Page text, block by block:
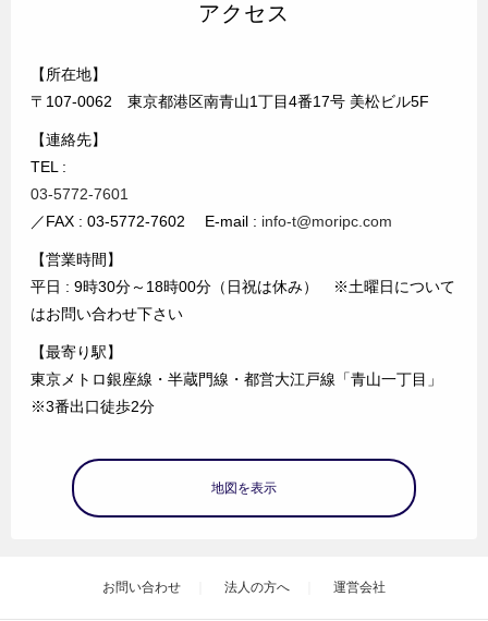
アクセス
【所在地】
〒107-0062 東京都港区南青山1丁目4番17号 美松ビル5F
【連絡先】
TEL :
03-5772-7601
／FAX : 03-5772-7602 E-mail : info-t@moripc.com
【営業時間】
平日 : 9時30分～18時00分（日祝は休み） ※土曜日について
はお問い合わせ下さい
【最寄り駅】
東京メトロ銀座線・半蔵門線・都営大江戸線「青山一丁目」
※3番出口徒歩2分
地図を表示
お問い合わせ 法人の方へ 運営会社